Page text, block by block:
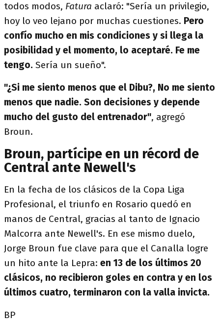
todos modos, Fatura aclaró: "Sería un privilegio,
hoy lo veo lejano por muchas cuestiones. Pero
confío mucho en mis condiciones y si llega la
posibilidad y el momento, lo aceptaré. Fe me
tengo. Sería un sueño".
"¿Si me siento menos que el Dibu?​, No me siento
menos que nadie. Son decisiones y depende
mucho del gusto del entrenador", agregó
Broun.
Broun, partícipe en un récord de
Central ante Newell's
En la fecha de los clásicos de la Copa Liga
Profesional, el triunfo en Rosario quedó en
manos de Central, gracias al tanto de Ignacio
Malcorra ante Newell's. En ese mismo duelo,
Jorge Broun fue clave para que el Canalla logre
un hito ante la Lepra: en 13 de los últimos 20
clásicos, no recibieron goles en contra y en los
últimos cuatro, terminaron con la valla invicta.
BP